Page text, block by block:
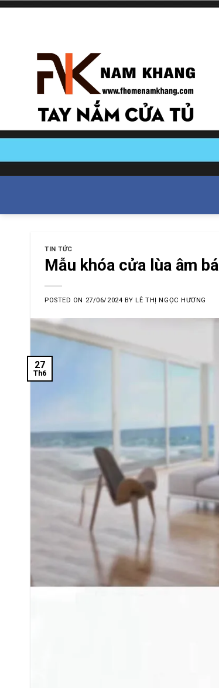
Skip
TIN TỨC
Mẫu khóa cửa lùa âm
POSTED ON 27/06/2024 BY LÊ THỊ NGỌC HƯƠNG
27
Th6